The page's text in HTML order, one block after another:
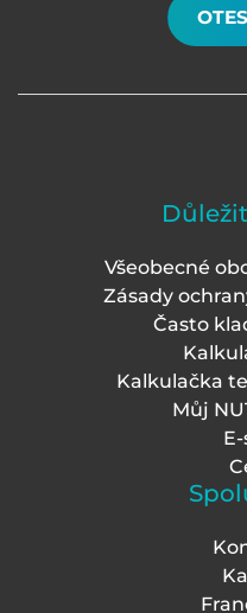
Všeobecné
Zásady
Často
Kalkulačka
Můj